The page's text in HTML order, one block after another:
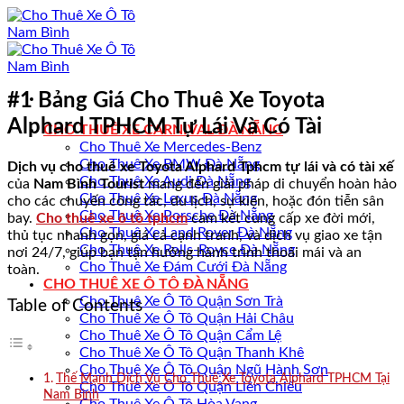
Bỏ
qua
nội
dung
CHO THUÊ XE CARNIVAL ĐÀ NẴNG
Cho Thuê Xe Mercedes-Benz
Cho Thuê Xe BMW Đà Nẵng
Cho Thuê Xe Audi Đà Nẵng
Cho Thuê Xe Lexus Đà Nẵng
Cho Thuê Xe Porsche Đà Nẵng
Cho Thuê Xe Land Rover Đà Nẵng
Cho Thuê Xe Rolls-Royce Đà Nẵng
Cho Thuê Xe Đám Cưới Đà Nẵng
CHO THUÊ XE Ô TÔ ĐÀ NẴNG
Cho Thuê Xe Ô Tô Quận Sơn Trà
Cho Thuê Xe Ô Tô Quận Hải Châu
Cho Thuê Xe Ô Tô Quận Cẩm Lệ
Cho Thuê Xe Ô Tô Quận Thanh Khê
Cho Thuê Xe Ô Tô Quận Ngũ Hành Sơn
Cho Thuê Xe Ô Tô Quận Liên Chiểu
#1 Bảng Giá Cho Thuê Xe Toyota
Alphard TPHCM Tự Lái Và Có Tài
Dịch vụ cho thuê xe Toyota Alphard Tphcm tự lái và có tài xế
của Nam Bình Touristmang đến giải pháp di chuyển hoàn hảo
cho các chuyến công tác, du lịch, sự kiện, hoặc đón tiễn sân
bay. Cho thuê xe ô tô tphcmcam kết cung cấp xe đời mới,
thủ tục nhanh gọn, giá cả cạnh tranh, và dịch vụ giao xe tận
nơi 24/7, giúp bạn tận hưởng hành trình thoải mái và an
toàn.
Table of Contents
Thế Mạnh Dịch Vụ Cho Thuê Xe Toyota Alphard TPHCM Tại
Nam Bình